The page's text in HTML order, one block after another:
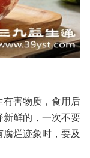
有害物质，食用后
新鲜的，一次不要
烂迹象时，要及